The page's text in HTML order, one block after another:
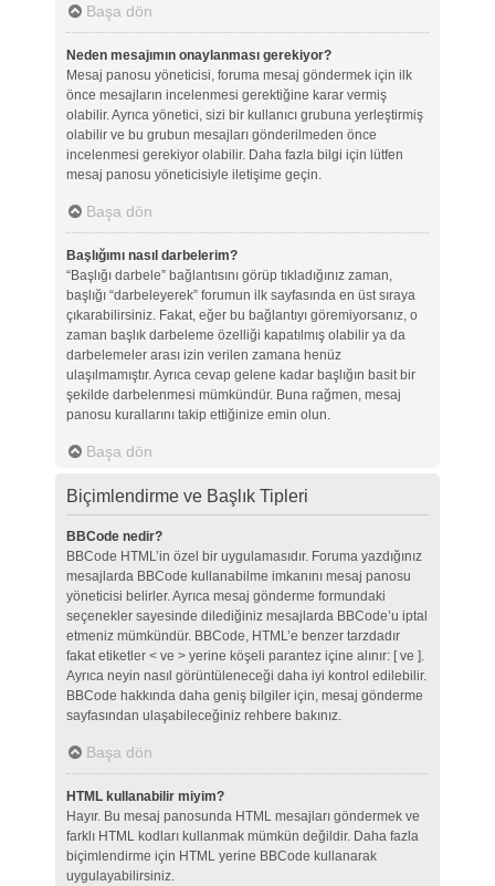
Başa dön
Neden mesajımın onaylanması gerekiyor?
Mesaj panosu yöneticisi, foruma mesaj göndermek için ilk
önce mesajların incelenmesi gerektiğine karar vermiş
olabilir. Ayrıca yönetici, sizi bir kullanıcı grubuna yerleştirmiş
olabilir ve bu grubun mesajları gönderilmeden önce
incelenmesi gerekiyor olabilir. Daha fazla bilgi için lütfen
mesaj panosu yöneticisiyle iletişime geçin.
Başa dön
Başlığımı nasıl darbelerim?
“Başlığı darbele” bağlantısını görüp tıkladığınız zaman,
başlığı “darbeleyerek” forumun ilk sayfasında en üst sıraya
çıkarabilirsiniz. Fakat, eğer bu bağlantıyı göremiyorsanız, o
zaman başlık darbeleme özelliği kapatılmış olabilir ya da
darbelemeler arası izin verilen zamana henüz
ulaşılmamıştır. Ayrıca cevap gelene kadar başlığın basit bir
şekilde darbelenmesi mümkündür. Buna rağmen, mesaj
panosu kurallarını takip ettiğinize emin olun.
Başa dön
Biçimlendirme ve Başlık Tipleri
BBCode nedir?
BBCode HTML’in özel bir uygulamasıdır. Foruma yazdığınız
mesajlarda BBCode kullanabilme imkanını mesaj panosu
yöneticisi belirler. Ayrıca mesaj gönderme formundaki
seçenekler sayesinde dilediğiniz mesajlarda BBCode’u iptal
etmeniz mümkündür. BBCode, HTML’e benzer tarzdadır
fakat etiketler < ve > yerine köşeli parantez içine alınır: [ ve ].
Ayrıca neyin nasıl görüntüleneceği daha iyi kontrol edilebilir.
BBCode hakkında daha geniş bilgiler için, mesaj gönderme
sayfasından ulaşabileceğiniz rehbere bakınız.
Başa dön
HTML kullanabilir miyim?
Hayır. Bu mesaj panosunda HTML mesajları göndermek ve
farklı HTML kodları kullanmak mümkün değildir. Daha fazla
biçimlendirme için HTML yerine BBCode kullanarak
uygulayabilirsiniz.